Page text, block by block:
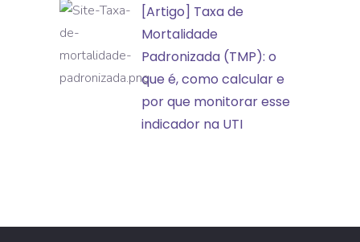
indicadores
em
aprendizado
[Artigo]
Taxa
de
Mortalidade
[Artigo] Taxa de
Mortalidade
Padronizada (TMP): o
que é, como calcular e
por que monitorar esse
indicador na UTI